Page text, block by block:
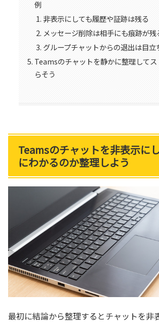
例
非表示にしても履歴や証跡は残る
メッセージ削除は相手にも痕跡が残
グループチャットからの退出は目立
Teamsのチャットを静かに整理して
らそう
Teamsのチャットを非表示に
にわかるのか整理しよう
最初に結論から整理するとチャットを非